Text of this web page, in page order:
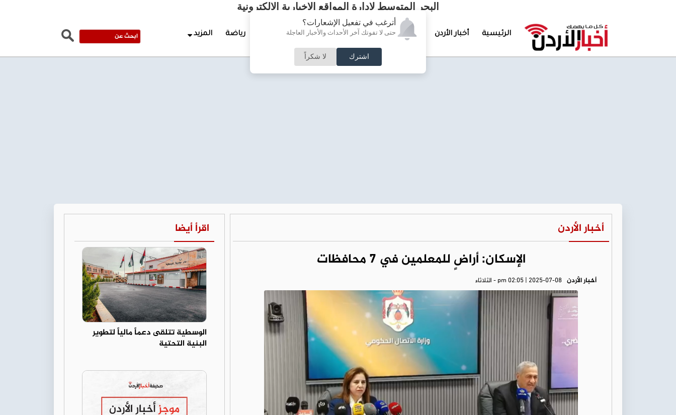
أترغب في تفعيل الإشعارات؟
حتى لا تفوتك آخر الأحداث والأخبار العاجلة
اشترك لا شكراً
البحر المتوسط لإدارة المواقع الإخبارية الالكترونية
الرئيسية أخبار الأردن تغطيات خاصة لقاء الأسبوع جرائم وحوادث رياضة المزيد
أخبار الأردن
الإسكان: أراضٍ للمعلمين في 7 محافظات
أخبار الأردن pm 02:05 | 2025-07-08 - الثلاثاء
اقرأ أيضا
الوسطية تتلقى دعماً مالياً لتطوير
البنية التحتية